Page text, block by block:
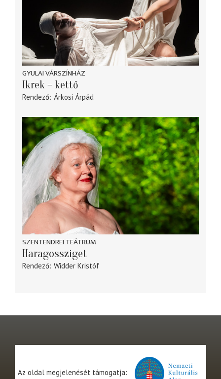
GYULAI VÁRSZÍNHÁZ
Ikrek – kettő
Rendező Árkosi Árpád
SZENTENDREI TEÁTRUM
Haragossziget
Rendező Widder Kristóf
Az oldal megjelenését támogatja: